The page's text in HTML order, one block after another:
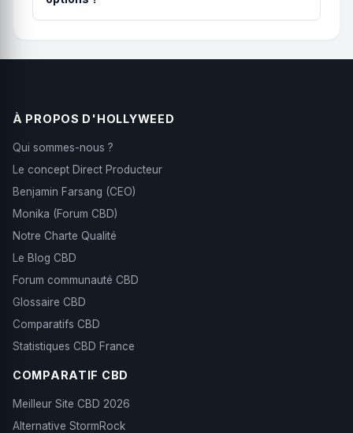
commencez par la plus petite quantité. Pour un
contiennent le même produit.
À PROPOS D'HOLLYWEED
Qui sommes-nous ?
Le concept Direct Producteur
Benjamin Farsang (CEO)
Monika (Forum CBD)
Notre Charte Qualité
Le Blog CBD
Forum communauté CBD
Glossaire CBD
Comparatifs CBD
Statistiques CBD France
COMPARATIF CBD
Meilleur Site CBD 2026
Alternative StormRock